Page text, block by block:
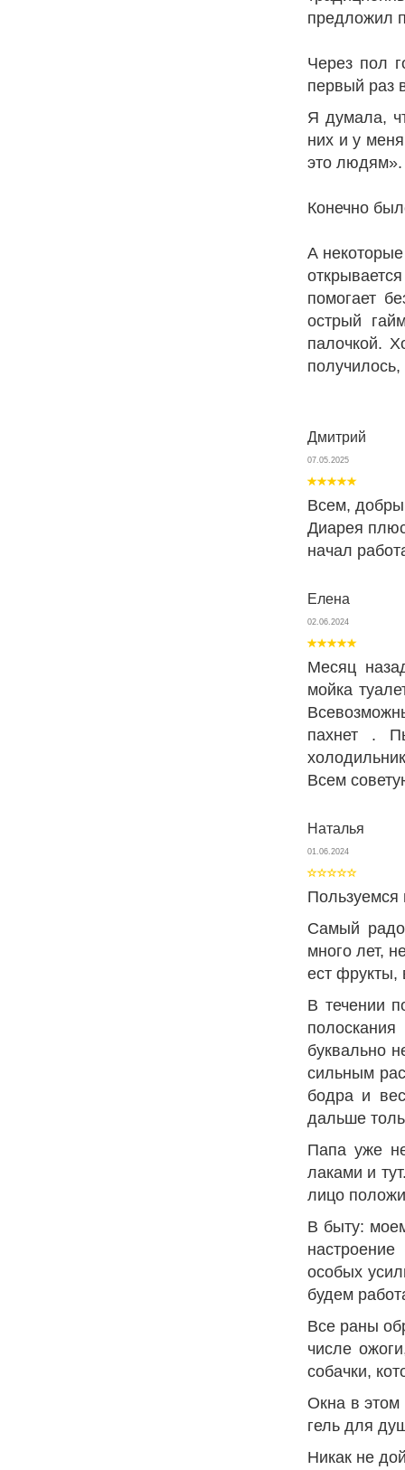
предложил
Через пол
первый раз
Я думала,
них и у
это людям».
Конечно
А
помогает
острый
палочкой.
Дмитрий
07.05.2025
Всем,
Диарея
начал
Елена
02.06.2024
Месяц
мойка
пахнет .
Всем
Наталья
01.06.2024
Пользуемся
Самый
много лет,
ест фрукты,
В течении
буквально
сильным
бодра и
дальше
Папа уже
лаками и
лицо
В быту:
особых
будем
Все раны
числе
собачки,
Окна в этом
гель для
Никак не